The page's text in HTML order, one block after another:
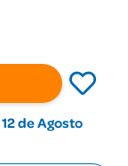
de Agosto